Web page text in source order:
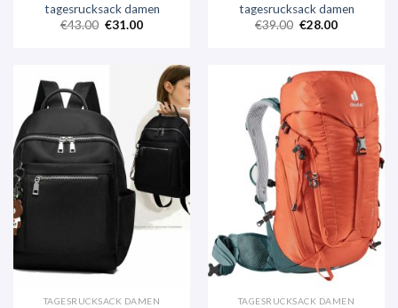
tagesrucksack damen
€43.00 €31.00
tagesrucksack damen
€39.00 €28.00
TAGESRUCKSACK DAMEN TAGESRUCKSACK DAMEN